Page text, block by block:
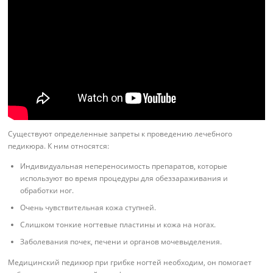
Существуют определенные запреты к проведению лечебного
педикюра. К ним относятся:
Индивидуальная непереносимость препаратов, которые
используют во время процедуры для обеззараживания и
обработки ног.
Очень чувствительная кожа ступней.
Слишком тонкие ногтевые пластины и кожа на ногах.
Заболевания почек, печени и органов мочевыделения.
Медицинский педикюр при грибке ногтей необходим, он помогает